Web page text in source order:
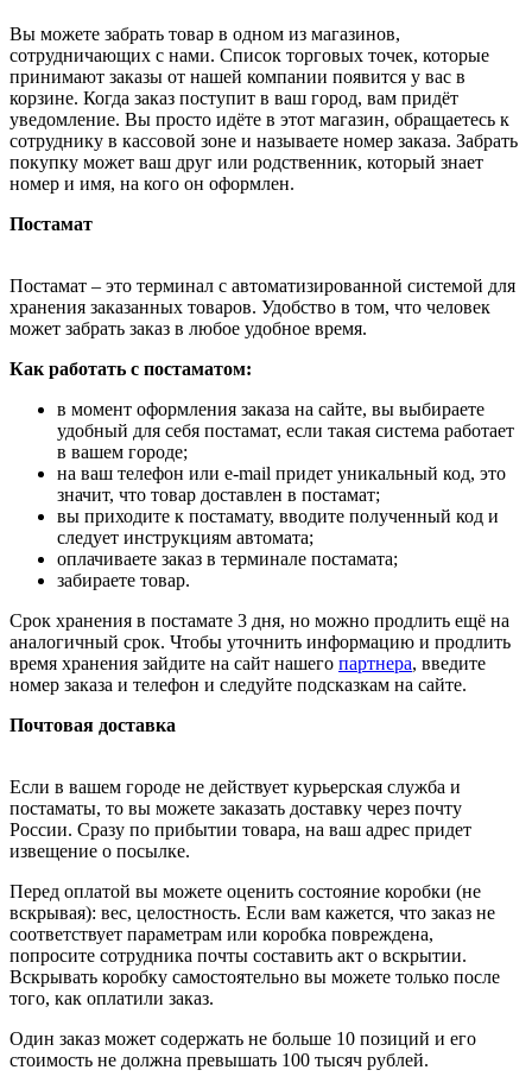
Вы можете забрать товар в одном из магазинов,
сотрудничающих с нами. Список торговых точек, которые
принимают заказы от нашей компании появится у вас в
корзине. Когда заказ поступит в ваш город, вам придёт
уведомление. Вы просто идёте в этот магазин, обращаетесь к
сотруднику в кассовой зоне и называете номер заказа. Забрать
покупку может ваш друг или родственник, который знает
номер и имя, на кого он оформлен.
Постамат
Постамат – это терминал с автоматизированной системой для
хранения заказанных товаров. Удобство в том, что человек
может забрать заказ в любое удобное время.
Как работать с постаматом:
в момент оформления заказа на сайте, вы выбираете
удобный для себя постамат, если такая система работает
в вашем городе;
на ваш телефон или e-mail придет уникальный код, это
значит, что товар доставлен в постамат;
вы приходите к постамату, вводите полученный код и
следует инструкциям автомата;
оплачиваете заказ в терминале постамата;
забираете товар.
Срок хранения в постамате 3 дня, но можно продлить ещё на
аналогичный срок. Чтобы уточнить информацию и продлить
время хранения зайдите на сайт нашего партнера, введите
номер заказа и телефон и следуйте подсказкам на сайте.
Почтовая доставка
Если в вашем городе не действует курьерская служба и
постаматы, то вы можете заказать доставку через почту
России. Сразу по прибытии товара, на ваш адрес придет
извещение о посылке.
Перед оплатой вы можете оценить состояние коробки (не
вскрывая): вес, целостность. Если вам кажется, что заказ не
соответствует параметрам или коробка повреждена,
попросите сотрудника почты составить акт о вскрытии.
Вскрывать коробку самостоятельно вы можете только после
того, как оплатили заказ.
Один заказ может содержать не больше 10 позиций и его
стоимость не должна превышать 100 тысяч рублей.